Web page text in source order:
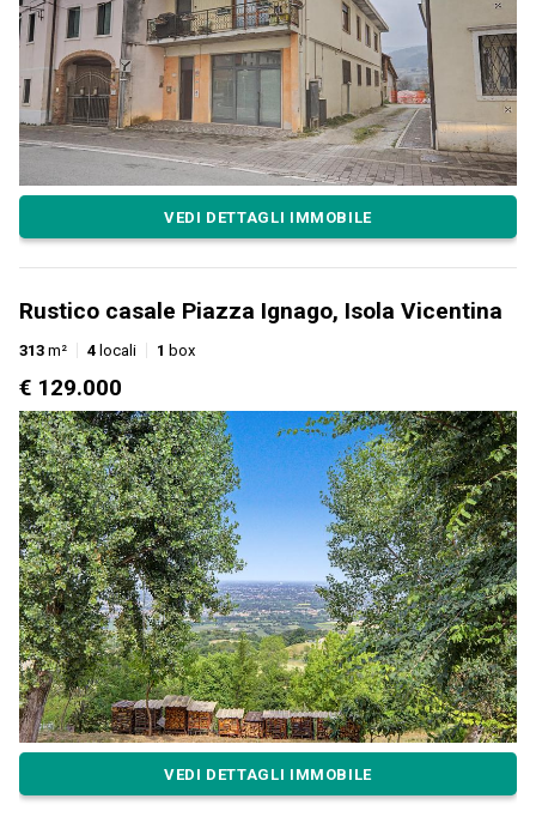
VEDI DETTAGLI IMMOBILE
Rustico casale Piazza Ignago, Isola Vicentina
313 m² 4 locali 1 box
€ 129.000
VEDI DETTAGLI IMMOBILE